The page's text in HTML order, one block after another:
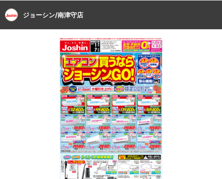
ジョーシン/南津守店